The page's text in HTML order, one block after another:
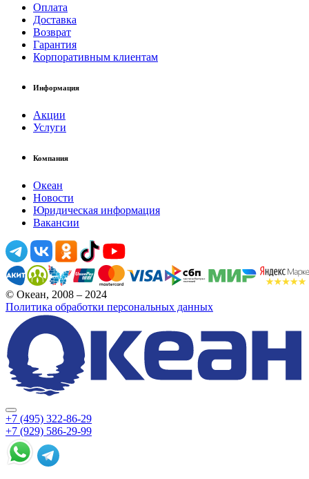
Оплата
Доставка
Возврат
Гарантия
Корпоративным клиентам
Информация
Акции
Услуги
Компания
Океан
Новости
Юридическая информация
Вакансии
© Океан, 2008 – 2024
Политика обработки персональных данных
+7 (495) 322-86-29
+7 (929) 586-29-99